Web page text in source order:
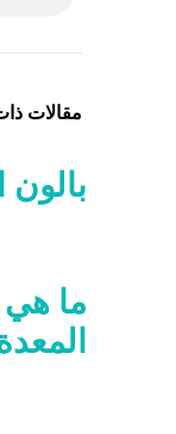
مقالات
ما هي